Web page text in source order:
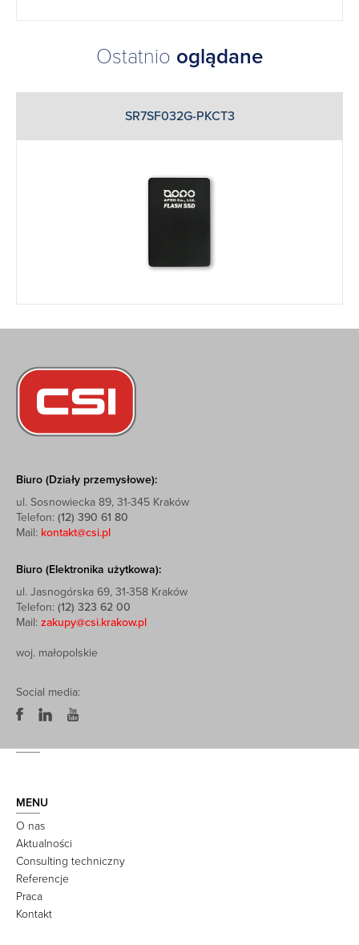
Ostatnio oglądane
SR7SF032G-PKCT3
Biuro (Działy przemysłowe):
ul. Sosnowiecka 89, 31-345 Kraków
Telefon: (12) 390 61 80
Mail: kontakt@csi.pl
Biuro (Elektronika użytkowa):
ul. Jasnogórska 69, 31-358 Kraków
Telefon: (12) 323 62 00
Mail: zakupy@csi.krakow.pl
woj. małopolskie
Social media:
MENU
O nas
Aktualności
Consulting techniczny
Referencje
Praca
Kontakt